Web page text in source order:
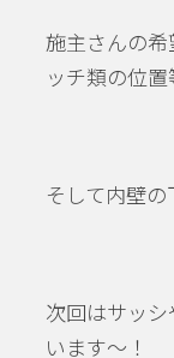
施主さんの
ッチ類の位置
そして内壁の
次回はサッ
います～！